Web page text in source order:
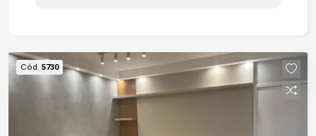
para confraternizações, criando um ambiente
agradável para reunir amigos e familiares. A sala
de TV, aconchegante e equipada com rack,
convida ao relaxamento. Os três dormitórios
contam com armários embutidos, garantindo
Cód. 5730